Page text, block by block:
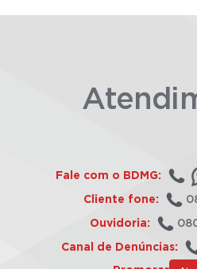
Fale com o BDMG:
Cliente fone:
Ouvidoria:
Canal de Denúncias: